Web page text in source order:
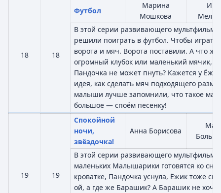
18 18
Футбол
Марина
Мошкова
В этой серии развивающего
решили поиграть в футбол. Чтобы
ворота и мяч. Ворота поставили. А что
огромный клубок или маленький мячик,
Пандочка не может пнуть? Кажется у
идея, как сделать мяч подходящего
малыши лучше запомнили, что такое
большое — споём песенку!
19 19
Спокойной
ночи,
звёздочка!
Анна Борисова
В этой серии развивающего
маленьких Малышарики готовятся ко
кроватке, Пандочка уснула, Ёжик тоже
ой, а где же Барашик? А Барашик не